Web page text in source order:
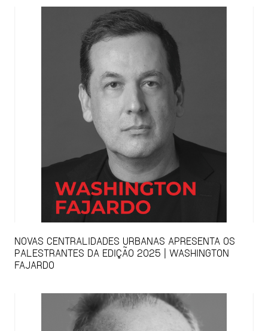
NOVAS CENTRALIDADES URBANAS APRESENTA OS
PALESTRANTES DA EDIÇÃO 2025 | WASHINGTON
FAJARDO